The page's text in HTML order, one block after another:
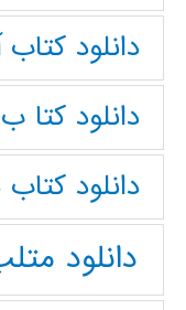
دانلود
دانلود
دانلود
دانلود